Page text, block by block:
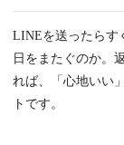
LINEを送ったらす
日をまたぐのか。
れば、「心地いい
トです。